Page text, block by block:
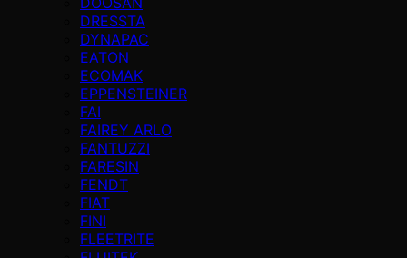
DRESSTA
DYNAPAC
EATON
ECOMAK
EPPENSTEINER
FAI
FAIREY ARLO
FANTUZZI
FARESIN
FENDT
FIAT
FINI
FLEETRITE